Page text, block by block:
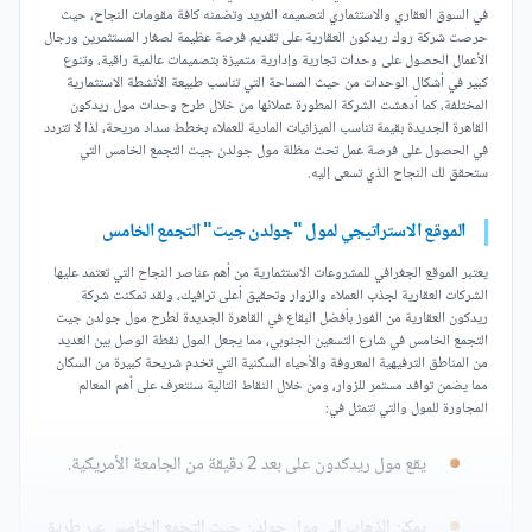
في السوق العقاري والاستثماري لتصميمه الفريد وتضمنه كافة مقومات النجاح، حيث
حرصت شركة روك ريدكون العقارية على تقديم فرصة عظيمة لصغار المستثمرين ورجال
الأعمال الحصول على وحدات تجارية وإدارية متميزة بتصميمات عالمية راقية، وتنوع
كبير في أشكال الوحدات من حيث المساحة التي تناسب طبيعة الأنشطة الاستثمارية
المختلفة، كما أدهشت الشركة المطورة عملائها من خلال طرح وحدات مول ريدكون
القاهرة الجديدة بقيمة تناسب الميزانيات المادية للعملاء بخطط سداد مريحة، لذا لا تتردد
في الحصول على فرصة عمل تحت مظلة مول جولدن جيت التجمع الخامس التي
ستحقق لك النجاح الذي تسعى إليه.
الموقع الاستراتيجي لمول "جولدن جيت" التجمع الخامس
يعتبر الموقع الجغرافي للمشروعات الاستثمارية من أهم عناصر النجاح التي تعتمد عليها
الشركات العقارية لجذب العملاء والزوار وتحقيق أعلى ترافيك، ولقد تمكنت شركة
ريدكون العقارية من الفوز بأفضل البقاع في القاهرة الجديدة لطرح مول جولدن جيت
التجمع الخامس في شارع التسعين الجنوبي، مما يجعل المول نقطة الوصل بين العديد
من المناطق الترفيهية المعروفة والأحياء السكنية التي تخدم شريحة كبيرة من السكان
مما يضمن توافد مستمر للزوار، ومن خلال النقاط التالية سنتعرف على أهم المعالم
المجاورة للمول والتي تتمثل في:
يقع مول ريدكدون على بعد 2 دقيقة من الجامعة الأمريكية.